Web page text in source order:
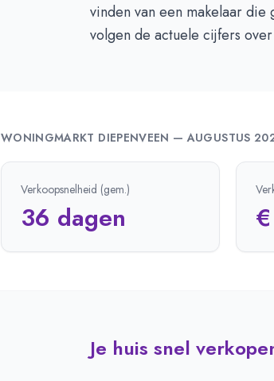
vinden van een makelaar
volgen de actuele cijfers
WONINGMARKT DIEPENVEEN —AUGUSTUS
Verkoopsnelheid (gem.)
36 dagen
Je huis snel